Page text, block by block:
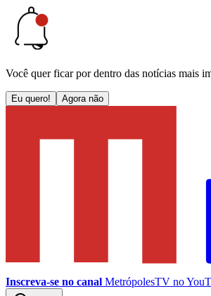
Você quer ficar por dentro das notícias mais
Eu quero! Agora não
Inscreva-se no canal MetrópolesTV no